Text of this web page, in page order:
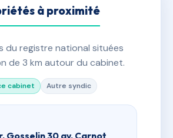
à proximité
du registre national situées
de 3 km autour du cabinet.
cabinet Autre syndic
Gosselin 30 av. Carnot